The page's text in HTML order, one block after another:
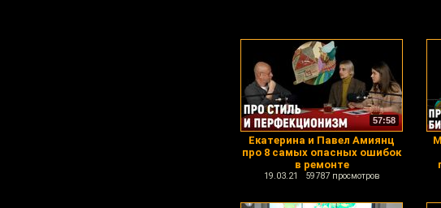
57:58
Екатерина и Павел Амиянц
про 8 самых опасных ошибок
в ремонте
19.03.21 59787 просмотров